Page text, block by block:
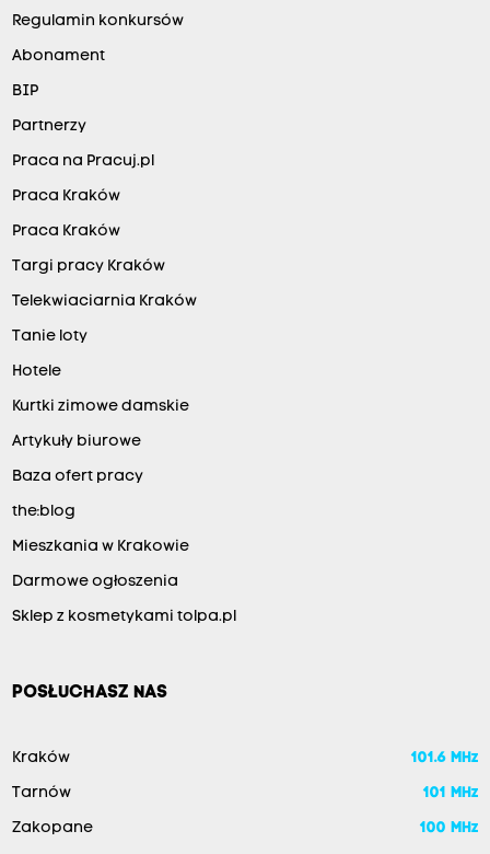
Regulamin konkursów
Abonament
BIP
Partnerzy
Praca na Pracuj.pl
Praca Kraków
Praca Kraków
Targi pracy Kraków
Telekwiaciarnia Kraków
Tanie loty
Hotele
Kurtki zimowe damskie
Artykuły biurowe
Baza ofert pracy
the:blog
Mieszkania w Krakowie
Darmowe ogłoszenia
Sklep z kosmetykami tolpa.pl
POSŁUCHASZ NAS
Kraków 101.6 MHz
Tarnów 101 MHz
Zakopane 100 MHz